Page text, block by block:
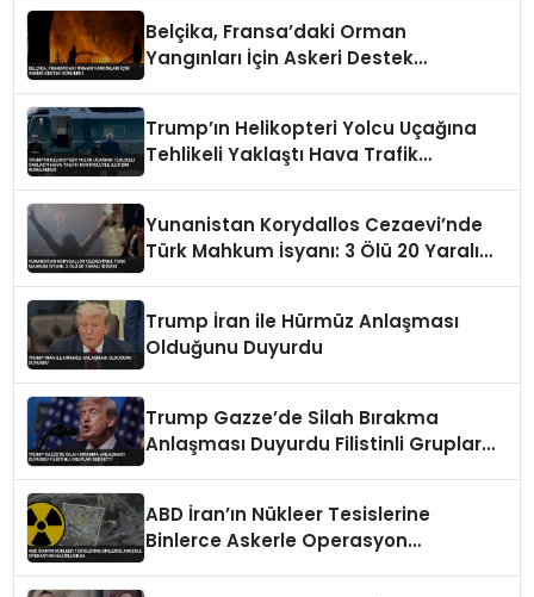
Belçika, Fransa’daki Orman
Yangınları İçin Askeri Destek
Trump’ın Helikopteri Yolcu Uçağına
Tehlikeli Yaklaştı Hava Trafik
Yunanistan Korydallos Cezaevi’nde
Türk Mahkum İsyanı: 3 Ölü 20 Yaralı
Trump İran ile Hürmüz Anlaşması
Olduğunu Duyurdu
Trump Gazze’de Silah Bırakma
Anlaşması Duyurdu Filistinli Gruplar
ABD İran’ın Nükleer Tesislerine
Binlerce Askerle Operasyon